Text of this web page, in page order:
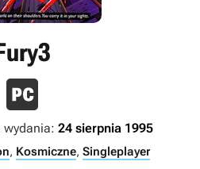
wydania: 24 sierpnia 1995
, Kosmiczne, Singleplayer